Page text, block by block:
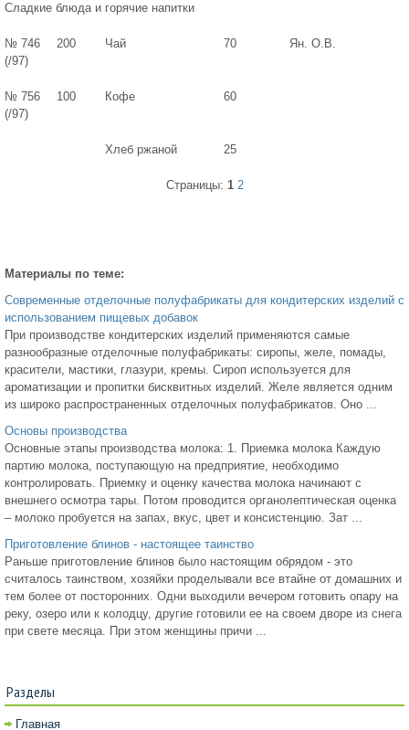
Сладкие блюда и горячие напитки
№ 746
(/97)
200 Чай 70 Ян. О.В.
№ 756
(/97)
100 Кофе 60
Хлеб ржаной 25
Страницы: 1 2
Материалы по теме:
Современные отделочные полуфабрикаты для кондитерских изделий с
использованием пищевых добавок
При производстве кондитерских изделий применяются самые
разнообразные отделочные полуфабрикаты: сиропы, желе, помады,
красители, мастики, глазури, кремы. Сироп используется для
ароматизации и пропитки бисквитных изделий. Желе является одним
из широко распространенных отделочных полуфабрикатов. Оно ...
Основы производства
Основные этапы производства молока: 1. Приемка молока Каждую
партию молока, поступающую на предприятие, необходимо
контролировать. Приемку и оценку качества молока начинают с
внешнего осмотра тары. Потом проводится органолептическая оценка
– молоко пробуется на запах, вкус, цвет и консистенцию. Зат ...
Приготовление блинов - настоящее таинство
Раньше приготовление блинов было настоящим обрядом - это
считалось таинством, хозяйки проделывали все втайне от домашних и
тем более от посторонних. Одни выходили вечером готовить опару на
реку, озеро или к колодцу, другие готовили ее на своем дворе из снега
при свете месяца. При этом женщины причи ...
Разделы
Главная